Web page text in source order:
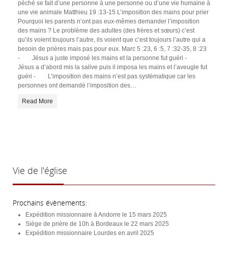
péché se fait d’une personne à une personne ou d’une vie humaine à
une vie animale Matthieu 19 :13-15 L’imposition des mains pour prier
Pourquoi les parents n’ont pas eux-mêmes demander l’imposition
des mains ? Le problème des adultes (des frères et sœurs) c’est
qu’ils voient toujours l’autre, ils voient que c’est toujours l’autre qui a
besoin de prières mais pas pour eux. Marc 5 :23, 6 :5, 7 :32-35, 8 :23
- Jésus a juste imposé les mains et la personne fut guéri -
Jésus a d’abord mis la salive puis il imposa les mains et l’aveugle fut
guéri - L’imposition des mains n’est pas systématique car les
personnes ont demandé l’imposition des…
Read More
Vie de l'église
Prochains évènements:
Expédition missionnaire à Andorre le 15 mars 2025
Siège de prière de 10h à Bordeaux le 22 mars 2025
Expédition missionnaire Lourdes en avril 2025